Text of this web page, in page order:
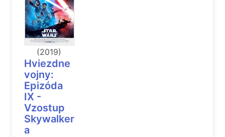
(2019)
Hviezdne
vojny:
Epizóda
IX -
Vzostup
Skywalker
a